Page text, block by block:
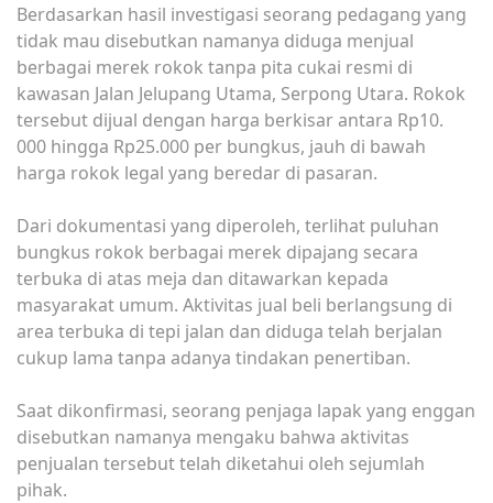
Berdasarkan hasil investigasi seorang pedagang yang
tidak mau disebutkan namanya diduga menjual
berbagai merek rokok tanpa pita cukai resmi di
kawasan Jalan Jelupang Utama, Serpong Utara. Rokok
tersebut dijual dengan harga berkisar antara Rp10.
000 hingga Rp25.000 per bungkus, jauh di bawah
harga rokok legal yang beredar di pasaran.
Dari dokumentasi yang diperoleh, terlihat puluhan
bungkus rokok berbagai merek dipajang secara
terbuka di atas meja dan ditawarkan kepada
masyarakat umum. Aktivitas jual beli berlangsung di
area terbuka di tepi jalan dan diduga telah berjalan
cukup lama tanpa adanya tindakan penertiban.
Saat dikonfirmasi, seorang penjaga lapak yang enggan
disebutkan namanya mengaku bahwa aktivitas
penjualan tersebut telah diketahui oleh sejumlah
pihak.